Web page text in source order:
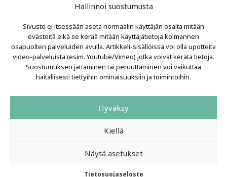
Hallinnoi suostumusta
Sivusto ei itsessään aseta normaalin käyttäjän osalta mitään
evästeitä eikä se kerää mitään käyttäjätietoja kolmannen
osapuolten palveluiden avulla. Artikkeli-sisällöissä voi olla upotteita
video-palveluista (esim. Youtube/Vimeo) jotka voivat kerätä tietoja.
Suostumuksen jättäminen tai peruuttaminen voi vaikuttaa
haitallisesti tiettyihin ominaisuuksiin ja toimintoihin.
Hyväksy
Kiellä
Näytä asetukset
Tietosuojaseloste
VIIMEISIMMÄT ARTIKKELIT
LAINIT 2025: Tarhapäivä
Urbaani Zine